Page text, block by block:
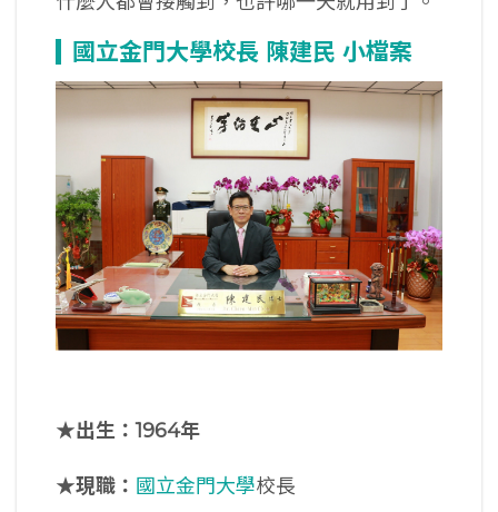
國立金門大學校長 陳建民 小檔案
★出生：1964年
★現職： 國立金門大學校長